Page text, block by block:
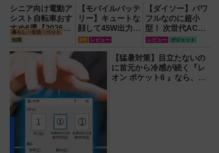
シニア向け電動ア
シスト自転車おす
すめ6選【2026年
最新版】選び方の
ポイントは「また
さ」「足つきの良
さ」
暮らし・生活・ペット
知識
【モバイルバッテ
リー】キュートな
顔して45W出力＆
4台同時充電の本
格派『RORRY
CharmGo オール
インミニ』でスマ
ホもモバイルファ
ンもノートPCも
安心
PR レビュー
【ダイソー】パワ
フルなのに超小
型！ 次世代ACア
ダプター『GaN
USB充電器』が
すごすぎる！
レビュー ガジェット
【猛暑対策】目立たないの
に首元から冷感が続く『レ
オン ポケット6 』なら、満